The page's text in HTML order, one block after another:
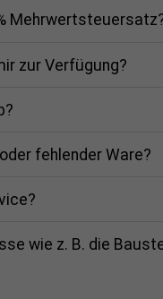
zur Verfügung?
fehlender Ware?
wie z. B. die